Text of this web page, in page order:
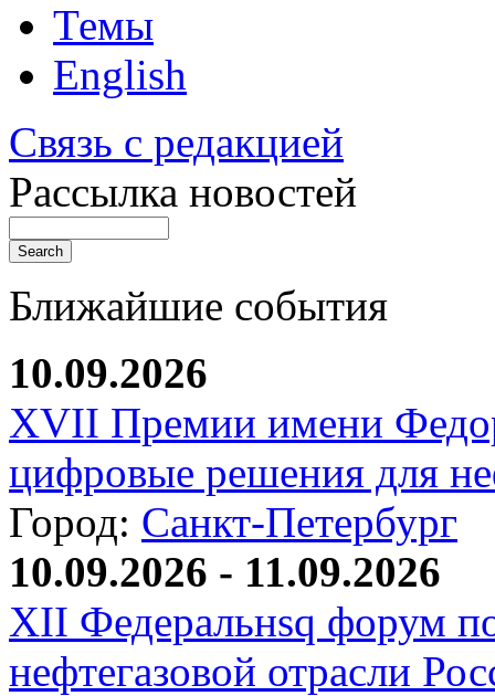
Темы
English
Связь с редакцией
Рассылка новостей
Ближайшие события
10.09.2026
XVII Премии имени
цифровые решения для
Город: Санкт-Петербург
10.09.2026 - 11.09.2026
XII Федеральнsq форум
нефтегазовой отрасли